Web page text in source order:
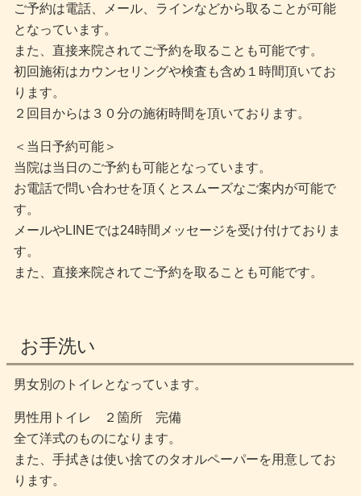
ご予約は電話、メール、ラインなどから取ることが可能
となっています。
また、直接来院されてご予約を取ることも可能です。
初回施術はカウンセリングや検査も含め１時間頂いてお
ります。
２回目からは３０分の施術時間を頂いております。
＜当日予約可能＞
当院は当日のご予約も可能となっています。
お電話で問い合わせを頂くとスムーズなご案内が可能で
す。
メールやLINEでは24時間メッセージを受け付けておりま
す。
また、直接来院されてご予約を取ることも可能です。
お手洗い
男女別のトイレとなっています。
男性用トイレ ２箇所 完備
全て洋式のものになります。
また、手拭きは使い捨てのタオルペーパーを用意してお
ります。